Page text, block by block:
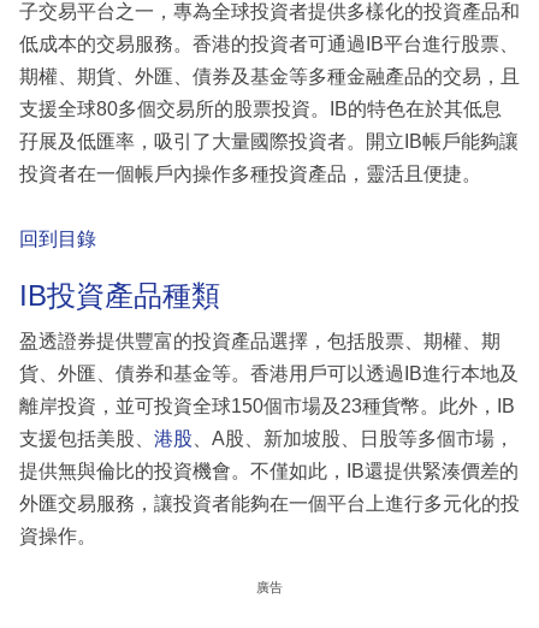
子交易平台之一，專為全球投資者提供多樣化的投資產品和
低成本的交易服務。香港的投資者可通過IB平台進行股票、
期權、期貨、外匯、債券及基金等多種金融產品的交易，且
支援全球80多個交易所的股票投資。IB的特色在於其低息
孖展及低匯率，吸引了大量國際投資者。開立IB帳戶能夠讓
投資者在一個帳戶內操作多種投資產品，靈活且便捷。
回到目錄
IB投資產品種類
盈透證券提供豐富的投資產品選擇，包括股票、期權、期
貨、外匯、債券和基金等。香港用戶可以透過IB進行本地及
離岸投資，並可投資全球150個市場及23種貨幣。此外，IB
支援包括美股、 港股 、A股、新加坡股、日股等多個市場，
提供無與倫比的投資機會。不僅如此，IB還提供緊湊價差的
外匯交易服務，讓投資者能夠在一個平台上進行多元化的投
資操作。
廣告